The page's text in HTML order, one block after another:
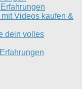
Videos kaufen &
dein volles